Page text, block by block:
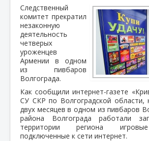
Следственный
комитет прекратил
незаконную
деятельность
четверых
уроженцев
Армении в одном
из пивбаров
Волгограда.
Как сообщили интернет-газете
СУ СКР по Волгоградской области,
двух месяцев в одном из пивбаров
района Волгограда работали
территории региона
подключенные к сети интернет.